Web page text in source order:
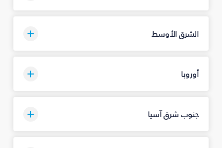
الشرق الأوسط
أوروبا
جنوب شرق آسيا